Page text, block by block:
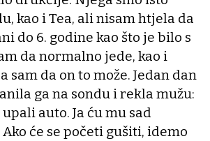
kao i Tea, ali nisam htjela da
do 6. godine kao što je bilo s
da normalno jede, kao i
sam da on to može. Jedan dan
ga na sondu i rekla mužu:
auto. Ja ću mu sad
će se početi gušiti, idemo